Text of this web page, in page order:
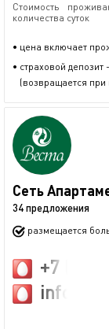
Стоимость
количества суток
• цена включает
• страховой депозит
(возвращается при
Сеть
34 предложения
размещается
+7